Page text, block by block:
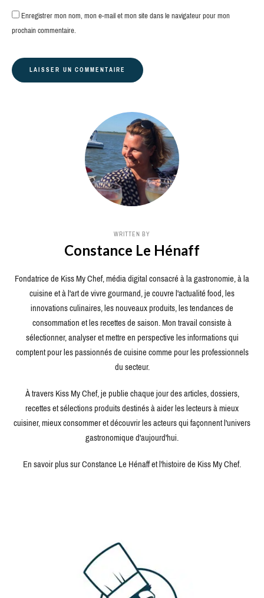
Enregistrer mon nom, mon e-mail et mon site dans le navigateur pour mon
prochain commentaire.
WRITTEN BY
Constance Le Hénaff
Fondatrice de Kiss My Chef, média digital consacré à la gastronomie, à la
cuisine et à l'art de vivre gourmand, je couvre l'actualité food, les
innovations culinaires, les nouveaux produits, les tendances de
consommation et les recettes de saison. Mon travail consiste à
sélectionner, analyser et mettre en perspective les informations qui
comptent pour les passionnés de cuisine comme pour les professionnels
du secteur.
À travers Kiss My Chef, je publie chaque jour des articles, dossiers,
recettes et sélections produits destinés à aider les lecteurs à mieux
cuisiner, mieux consommer et découvrir les acteurs qui façonnent l'univers
gastronomique d'aujourd'hui.
En savoir plus sur Constance Le Hénaff et l'histoire de Kiss My Chef.